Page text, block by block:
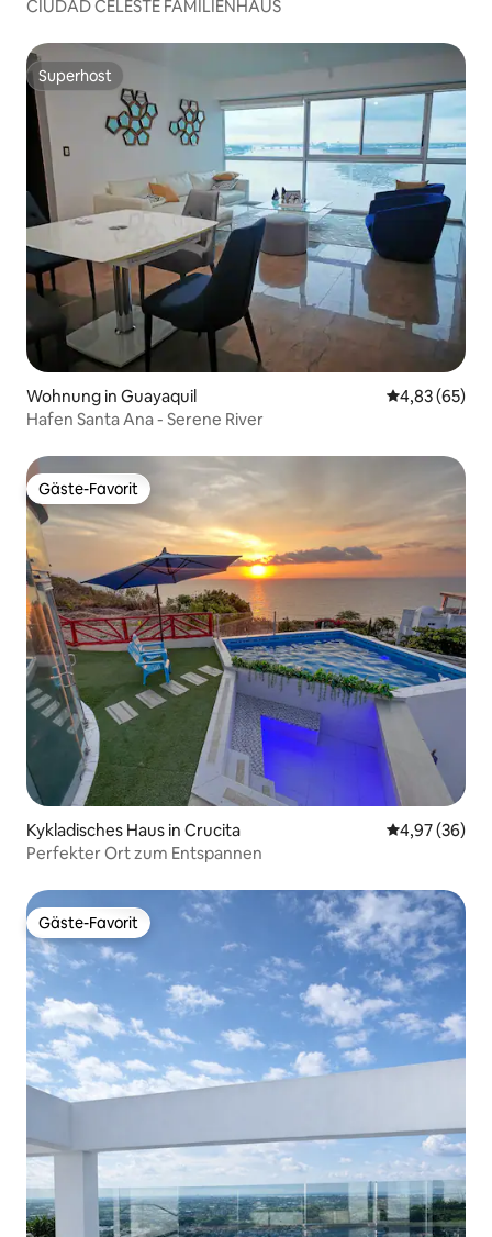
CIUDAD CELESTE FAMILIENHAUS
Superhost
Superhost
Wohnung in Guayaquil
4,83 (65)
Hafen Santa Ana - Serene River
Gäste-Favorit
Gäste-Favorit
Kykladisches Haus in Crucita
4,97 (36)
Perfekter Ort zum Entspannen
Gäste-Favorit
Gäste-Favorit